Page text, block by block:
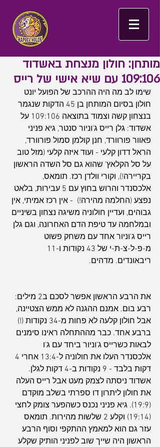
מותחן: חולון מנצחת באשדוד
109:106 עם שיא אישי של רייס
שימו לב מה היה ההרכב של הפועל יונט
חולון בסיום המותחן בן 45 הדקות שנגמר
בנצחון קשה וצמוד בתוצאה 109:106 על
אשדוד: גלן רייס ג'וניור סנטר, גיא פניני
פאוור פורוורד, חנן קולמן סמול פורוורד,
הראל דדון קלעי - ועוד איזה קלעי (מזל טוב
על סל הקלאץ' שהוא גם סל השדה הראשון
בקריירה!), וקורי וולדן רכז. תומאס,
אלכסנדר והרוש בחוץ עם 5 עבירות, בלאט
נפצע (החלמה מהירה!)  - אין רכז אמיתי, אין
גבוהים, ועדיין חולוניה משיגה נצחון בשיניים
ובמלחמה עד טיפת הדם האחרונה, וגם גלן
רייס ג'וניור אחד עם משחק פשוט
ריבאונדים. מדהים.
את הרבע הראשון אפשר לסכם ב2 מילים:
רבע בום. אמנם ההגנה לא ממש הצטיינה,
אבל חולון קלעה לא פחות מ-34 נקודות (!)
ברבע אחד. כבר מההתחלה ראינו סימנים
לבאות כשרייס ג'וניור ביחד עם ג'ו
דקות בלבד - 9 נקודות ב-4 דקות לגלן.
אשדוד ניסתה לצמק מעט אבל רייס העלה
את חולון ליתרון דו ספרתי בשלב מוקדם
(19:9). גיא פניני נכנס כשהפער צומק לחצי
(19:14) וקלע 2 שלשות מהירות. תומאס
עזר גם הוא למאמץ ההתקפי וסוף הרבע
הראשון היה שייך שוב לפניני הותיק שקלע